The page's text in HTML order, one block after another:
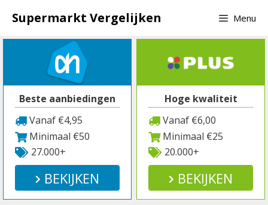
naar
inhoud
Supermarkt Vergelijken Menu
Beste aanbiedingen
Vanaf €4,95
Minimaal €50
27.000+
BEKIJKEN
Hoge kwaliteit
Vanaf €6,00
Minimaal €25
20.000+
BEKIJKEN